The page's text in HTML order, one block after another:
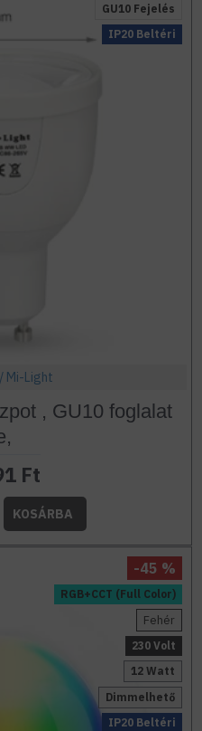
GU10 Fejelés
IP20 Beltéri
Mi-Light
, GU10 foglalat
Ft
KOSÁRBA
RGB+CCT (Full Color)
IP20 Beltéri
12 Watt
Fehér
Dimmelhető
230 Volt
-45 %